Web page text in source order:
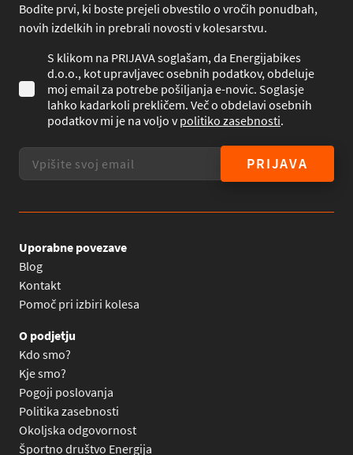
Bodite prvi, ki boste prejeli obvestilo o vročih ponudbah,
novih izdelkih in prebrali novosti v kolesarstvu.
S klikom na PRIJAVA soglašam, da Energijabikes
d.o.o., kot upravljavec osebnih podatkov, obdeluje
moj email za potrebe pošiljanja e-novic. Soglasje
lahko kadarkoli prekličem. Več o obdelavi osebnih
podatkov mi je na voljo vpolitiko zasebnosti.
PRIJAVA
Uporabne povezave
Blog
Kontakt
Pomoč pri izbiri kolesa
O podjetju
Kdo smo?
Kje smo?
Pogoji poslovanja
Politika zasebnosti
Okoljska odgovornost
Športno društvo Energija